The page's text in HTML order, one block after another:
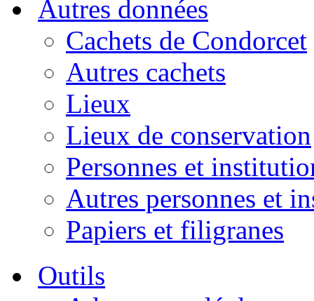
Autres données
Cachets de Condorcet
Autres cachets
Lieux
Lieux de conservation
Personnes et
Autres personnes et
Papiers et filigranes
Outils